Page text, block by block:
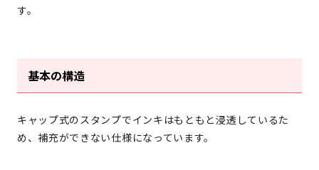
す。
基本の構造
キャップ式のスタンプでインキはもともと浸透しているた
め、補充ができない仕様になっています。